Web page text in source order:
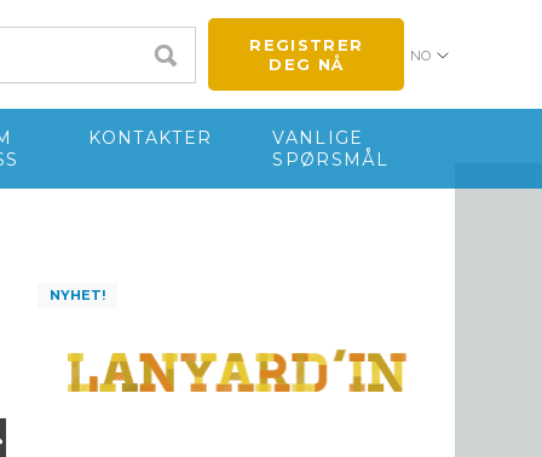
REGISTRER
DEG NÅ
NO
KONTAKTER
VANLIGE
SPØRSMÅL
NYHET!